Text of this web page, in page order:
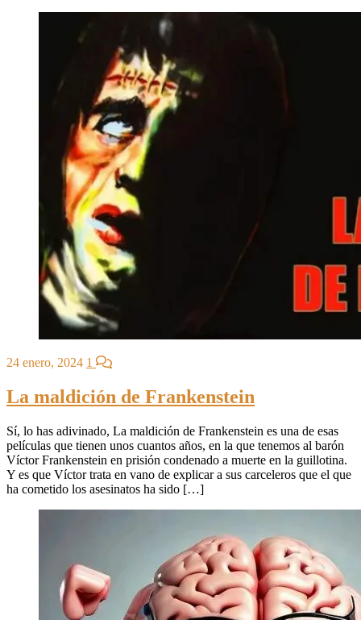
24 enero, 2024 1
La maldición de Frankenstein
Sí, lo has adivinado, La maldición de Frankenstein es una de esas
películas que tienen unos cuantos años, en la que tenemos al barón
Víctor Frankenstein en prisión condenado a muerte en la guillotina.
Y es que Víctor trata en vano de explicar a sus carceleros que el que
ha cometido los asesinatos ha sido […]